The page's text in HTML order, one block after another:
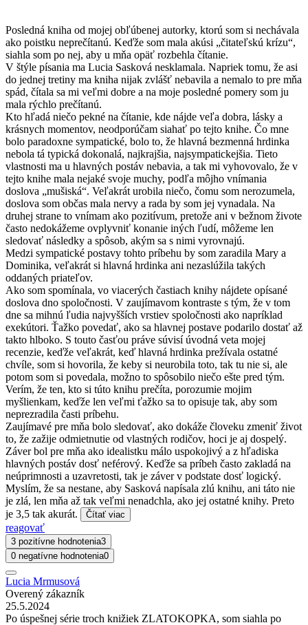
Posledná kniha od mojej obľúbenej autorky, ktorú som si nechávala
ako poistku neprečítanú. Keďže som mala akúsi „čitateľskú krízu“,
siahla som po nej, aby u mňa opäť rozbehla čítanie.
V štýle písania ma Lucia Sasková nesklamala. Napriek tomu, že asi
do jednej tretiny ma kniha nijak zvlášť nebavila a nemalo to pre mňa
spád, čítala sa mi veľmi dobre a na moje posledné pomery som ju
mala rýchlo prečítanú.
Kto hľadá niečo pekné na čítanie, kde nájde veľa dobra, lásky a
krásnych momentov, neodporúčam siahať po tejto knihe. Čo mne
bolo paradoxne sympatické, bolo to, že hlavná bezmenná hrdinka
nebola tá typická dokonalá, najkrajšia, najsympatickejšia. Tieto
vlastnosti ma u hlavných postáv nebavia, a tak mi vyhovovalo, že v
tejto knihe mala nejaké svoje muchy, podľa môjho vnímania
doslova „mušiská“. Veľakrát urobila niečo, čomu som nerozumela,
doslova som občas mala nervy a rada by som jej vynadala. Na
druhej strane to vnímam ako pozitívum, pretože ani v bežnom živote
často nedokážeme ovplyvniť konanie iných ľudí, môžeme len
sledovať následky a spôsob, akým sa s nimi vyrovnajú.
Medzi sympatické postavy tohto príbehu by som zaradila Mary a
Dominika, veľakrát si hlavná hrdinka ani nezaslúžila takých
oddaných priateľov.
Ako som spomínala, vo viacerých častiach knihy nájdete opísané
doslova dno spoločnosti. V zaujímavom kontraste s tým, že v tom
dne sa mihnú ľudia najvyšších vrstiev spoločnosti ako napríklad
exekútori. Ťažko povedať, ako sa hlavnej postave podarilo dostať až
takto hlboko. S touto časťou práve súvisí úvodná veta mojej
recenzie, keďže veľakrát, keď hlavná hrdinka prežívala ostatné
chvíle, som si hovorila, že keby si neurobila toto, tak tu nie si, ale
potom som si povedala, možno to spôsobilo niečo ešte pred tým.
Verím, že ten, kto si túto knihu prečíta, porozumie mojim
myšlienkam, keďže len veľmi ťažko sa to opisuje tak, aby som
neprezradila časti príbehu.
Zaujímavé pre mňa bolo sledovať, ako dokáže človeku zmeniť život
to, že zažije odmietnutie od vlastných rodičov, hoci je aj dospelý.
Záver bol pre mňa ako idealistku málo uspokojivý a z hľadiska
hlavných postáv dosť neférový. Keďže sa príbeh často zakladá na
neúprimnosti a uzavretosti, tak je záver v podstate dosť logický.
Myslím, že sa nestane, aby Sasková napísala zlú knihu, ani táto nie
je zlá, len mňa až tak veľmi nenadchla, ako jej ostatné knihy. Preto
je 3,5 tak akurát.
Čítať viac
reagovať
3 pozitívne hodnotenia3
0 negatívne hodnotenia0
Lucia Mrmusová
Overený zákazník
25.5.2024
Po úspešnej série troch knižiek ZLATOKOPKA, som siahla po